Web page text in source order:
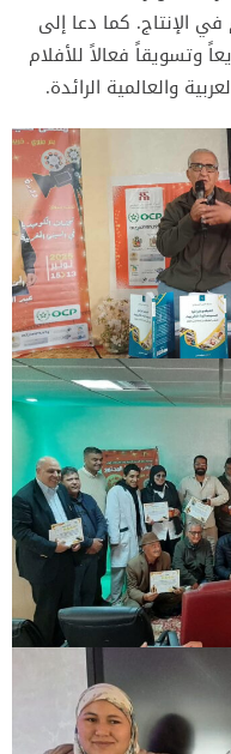
الإنتاج. كما دعا إلى
وتسويقاً فعالاً للأفلام
والعالمية الرائدة.